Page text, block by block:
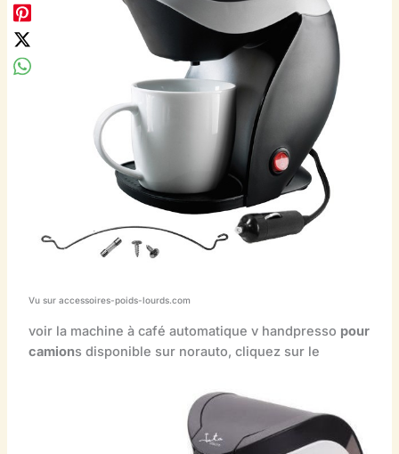
Vu sur accessoires-poids-lourds.com
voir la machine à café automatique v handpresso pour
camions disponible sur norauto, cliquez sur le